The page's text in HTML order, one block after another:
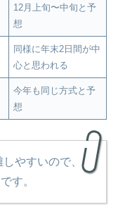
12月上旬〜中旬と予
想
同様に年末2日間が中
心と思われる
今年も同じ方式と予
想
やすいので、
す。